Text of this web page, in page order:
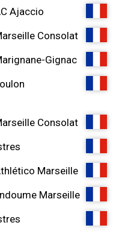
Ajaccio
Consolat
Gignac
Consolat
Marseille
Marseille